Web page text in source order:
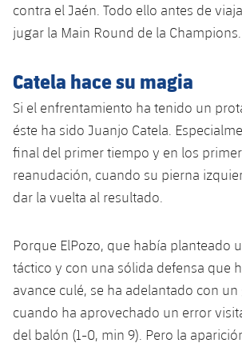
Barça Cafe
plusicon
más
Servicios Médicos
Accesibilidad
plusicon
más
Acreditaciones
Instalaciones
contra el Jaén. Todo ello antes de
jugar la Main Round de la Champions.
Catela hace su magia
Si el enfrentamiento ha tenido un
éste ha sido Juanjo Catela.
final del primer tiempo y en los
reanudación, cuando su pierna
dar la vuelta al resultado.
Porque ElPozo, que había planteado
táctico y con una sólida defensa que
avance culé, se ha adelantado con un
cuando ha aprovechado un error
del balón (1-0, min 9). Pero la